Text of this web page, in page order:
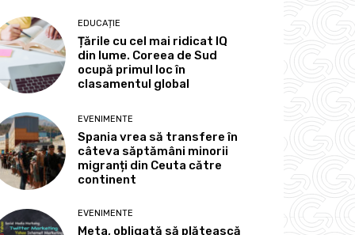
EDUCAȚIE
Țările cu cel mai ridicat IQ
din lume. Coreea de Sud
ocupă primul loc în
clasamentul global
EVENIMENTE
Spania vrea să transfere în
câteva săptămâni minorii
migranți din Ceuta către
continent
EVENIMENTE
Meta, obligată să plătească